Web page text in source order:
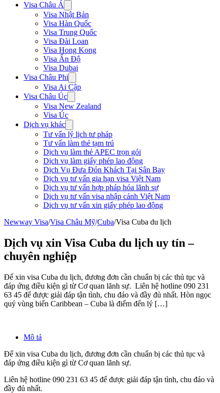
Visa Châu Á
Visa Nhật Bản
Visa Hàn Quốc
Visa Trung Quốc
Visa Đài Loan
Visa Hong Kong
Visa Ấn Độ
Visa Dubai
Visa Châu Phi
Visa Ai Cập
Visa Châu Úc
Visa New Zealand
Visa Úc
Dịch vụ khác
Tư vấn lý lịch tư pháp
Tư vấn làm thẻ tạm trú
Dịch vụ làm thẻ APEC trọn gói
Dịch vụ làm giấy phép lao động
Dịch Vụ Đưa Đón Khách Tại Sân Bay
Dịch vụ tư vấn gia hạn visa Việt Nam
Dịch vụ tư vấn hợp pháp hóa lãnh sự
Dịch vụ tư vấn visa nhập cảnh Việt Nam
Dịch vụ tư vấn xin giấy phép lao động
Newway Visa/Visa Châu Mỹ/Cuba/Visa Cuba du lịch
Dịch vụ xin Visa Cuba du lịch uy tín –
chuyên nghiệp
Để xin visa Cuba du lịch, đương đơn cần chuẩn bị các thủ tục và
đáp ứng điều kiện gì từ Cơ quan lãnh sự. Liên hệ hotline 090 231
63 45 để được giải đáp tận tình, chu đáo và đầy đủ nhất. Hòn ngọc
quý vùng biển Caribbean – Cuba là điểm đến lý […]
Mô tả
Để xin visa Cuba du lịch, đương đơn cần chuẩn bị các thủ tục và
đáp ứng điều kiện gì từ Cơ quan lãnh sự.
Liên hệ hotline 090 231 63 45 để được giải đáp tận tình, chu đáo và
đầy đủ nhất.